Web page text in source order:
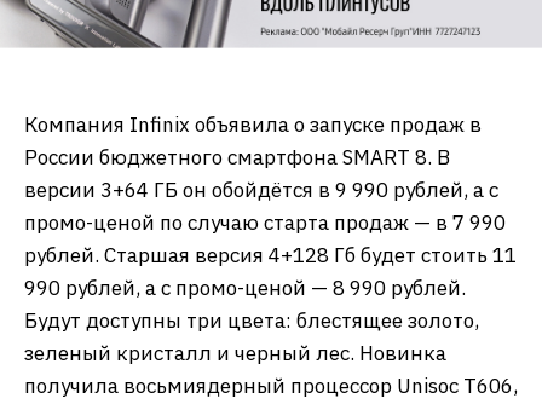
Компания Infinix объявила о запуске продаж в
России бюджетного смартфона SMART 8. В
версии 3+64 ГБ он обойдётся в 9 990 рублей, а с
промо-ценой по случаю старта продаж — в 7 990
рублей. Старшая версия 4+128 Гб будет стоить 11
990 рублей, а с промо-ценой — 8 990 рублей.
Будут доступны три цвета: блестящее золото,
зеленый кристалл и черный лес. Новинка
получила восьмиядерный процессор Unisoc T606,